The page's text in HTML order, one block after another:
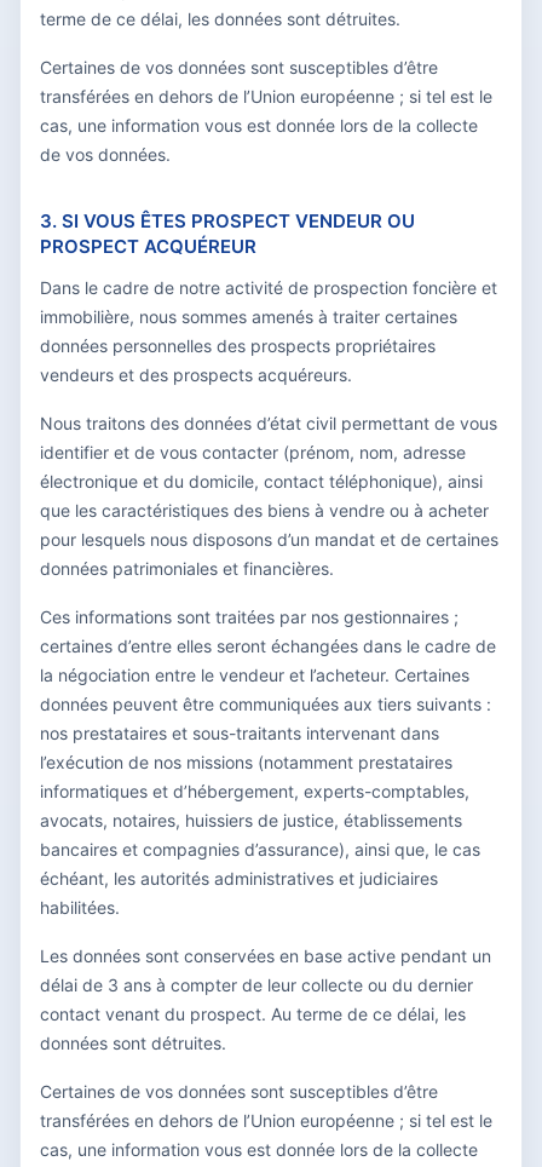
terme de ce délai, les données sont détruites.
Certaines de vos données sont susceptibles d’être
transférées en dehors de l’Union européenne ; si tel est le
cas, une information vous est donnée lors de la collecte
de vos données.
3. SI VOUS ÊTES PROSPECT VENDEUR OU
PROSPECT ACQUÉREUR
Dans le cadre de notre activité de prospection foncière et
immobilière, nous sommes amenés à traiter certaines
données personnelles des prospects propriétaires
vendeurs et des prospects acquéreurs.
Nous traitons des données d’état civil permettant de vous
identifier et de vous contacter (prénom, nom, adresse
électronique et du domicile, contact téléphonique), ainsi
que les caractéristiques des biens à vendre ou à acheter
pour lesquels nous disposons d’un mandat et de certaines
données patrimoniales et financières.
Ces informations sont traitées par nos gestionnaires ;
certaines d’entre elles seront échangées dans le cadre de
la négociation entre le vendeur et l’acheteur. Certaines
données peuvent être communiquées aux tiers suivants :
nos prestataires et sous-traitants intervenant dans
l’exécution de nos missions (notamment prestataires
informatiques et d’hébergement, experts-comptables,
avocats, notaires, huissiers de justice, établissements
bancaires et compagnies d’assurance), ainsi que, le cas
échéant, les autorités administratives et judiciaires
habilitées.
Les données sont conservées en base active pendant un
délai de 3 ans à compter de leur collecte ou du dernier
contact venant du prospect. Au terme de ce délai, les
données sont détruites.
Certaines de vos données sont susceptibles d’être
transférées en dehors de l’Union européenne ; si tel est le
cas, une information vous est donnée lors de la collecte